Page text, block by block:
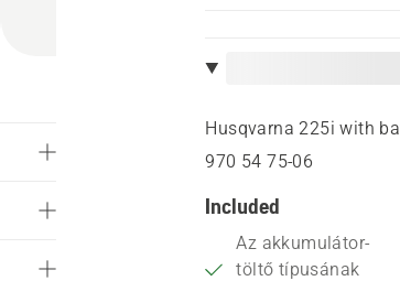
Husqvarna 225i with
970 54 75‑06
Included
Az akkumulátor-
töltő típusának